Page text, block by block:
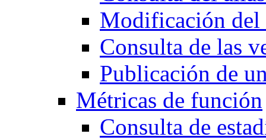
Modificación del
Consulta de las
Publicación de
Métricas de función
Consulta de